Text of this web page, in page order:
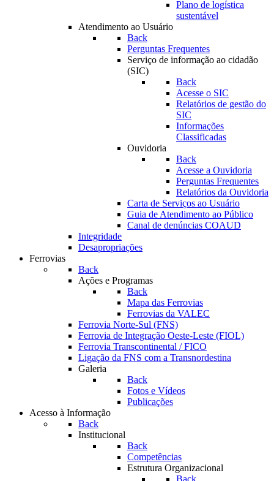
Plano de logística
sustentável
Atendimento ao Usuário
Back
Perguntas Frequentes
Serviço de informação ao cidadão
(SIC)
Back
Acesse o SIC
Relatórios de gestão do
SIC
Informações
Classificadas
Ouvidoria
Back
Acesse a Ouvidoria
Perguntas Frequentes
Relatórios da Ouvidoria
Carta de Serviços ao Usuário
Guia de Atendimento ao Público
Canal de denúncias COAUD
Integridade
Desapropriações
Ferrovias
Back
Ações e Programas
Back
Mapa das Ferrovias
Ferrovias da VALEC
Ferrovia Norte-Sul (FNS)
Ferrovia de Integração Oeste-Leste (FIOL)
Ferrovia Transcontinental / FICO
Ligação da FNS com a Transnordestina
Galeria
Back
Fotos e Vídeos
Publicações
Acesso à Informação
Back
Institucional
Back
Competências
Estrutura Organizacional
Back